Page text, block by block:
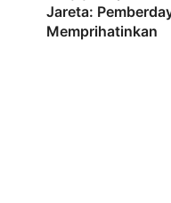
Jareta:
Memprihatinkan